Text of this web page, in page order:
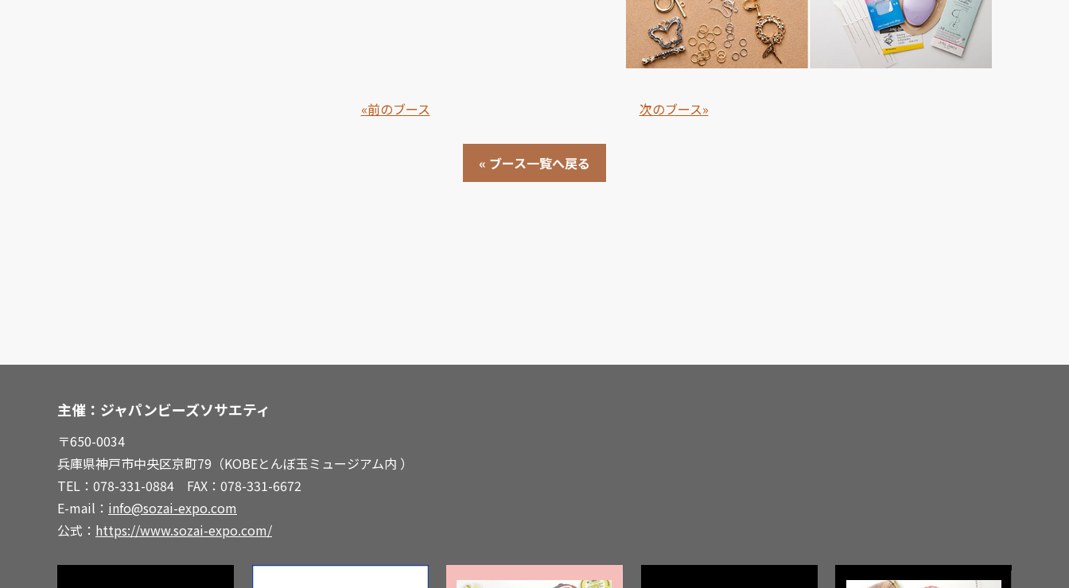
«前のブース 次のブース»
« ブース一覧へ戻る
主催：ジャパンビーズソサエティ
〒650-0034
兵庫県神戸市中央区京町79 （KOBEとんぼ玉ミュージアム内 ）
TEL：078-331-0884 FAX：078-331-6672
E-mail： info@sozai-expo.com
公式： https://www.sozai-expo.com/